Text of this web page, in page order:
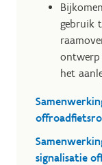
gebruik
ontwerp
het
signalisatie